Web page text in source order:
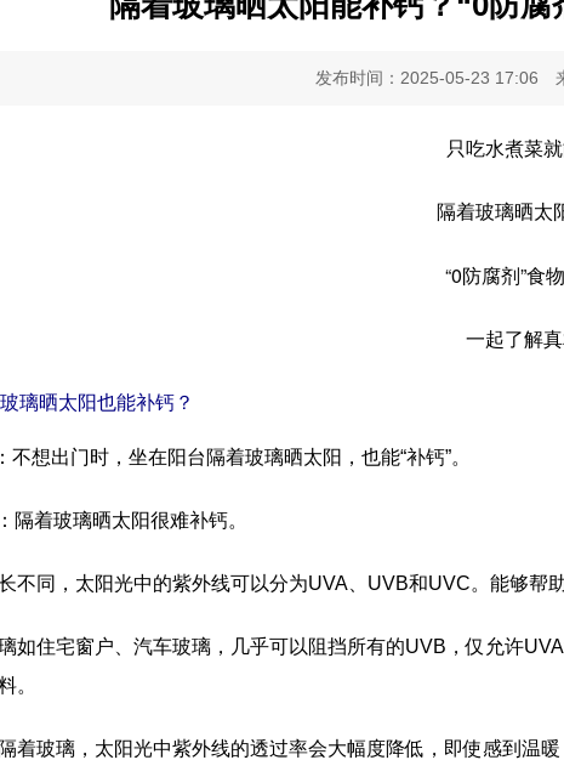
发布时间：2025-05-23 17:06
只吃水煮菜
隔着玻璃晒太
“0防腐剂”食
一起了解
晒太阳也能补钙？
想出门时，坐在阳台隔着玻璃晒太阳，也能“补钙”。
着玻璃晒太阳很难补钙。
同，太阳光中的紫外线可以分为UVA、UVB和UVC。能够帮
住宅窗户、汽车玻璃，几乎可以阻挡所有的UVB，仅允许
。
玻璃，太阳光中紫外线的透过率会大幅度降低，即使感到温